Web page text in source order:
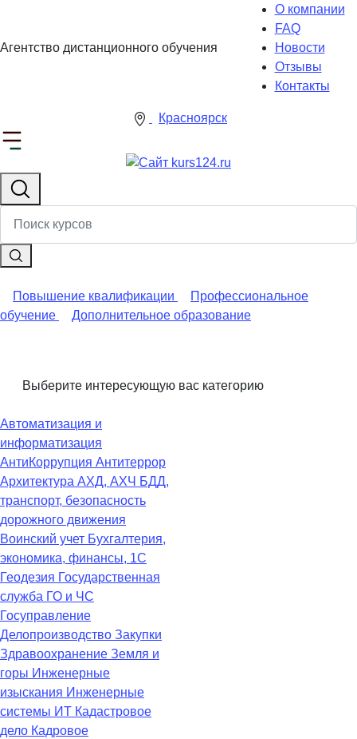
Агентство дистанционного обучения
О компании
FAQ
Новости
Отзывы
Контакты
Красноярск
Повышение квалификации
Профессиональное
обучение
Дополнительное образование
Выберите интересующую вас категорию
Автоматизация и
информатизация
АнтиКоррупция Антитеррор
Архитектура АХД, АХЧ БДД,
транспорт, безопасность
дорожного движения
Воинский учет Бухгалтерия,
экономика, финансы, 1С
Геодезия Государственная
служба ГО и ЧС
Госуправление
Делопроизводство Закупки
Здравоохранение Земля и
горы Инженерные
изыскания Инженерные
системы ИТ Кадастровое
дело Кадровое